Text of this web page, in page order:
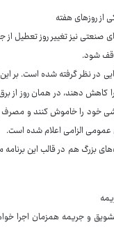
از روزهای هفته
نیز تغییر روز تعطیل
شود.
در نظر گرفته شده است. بر
دهند، در همان روز از برق
عمومی الزامی اعلام شده است.
بزرگ هم در قالب این